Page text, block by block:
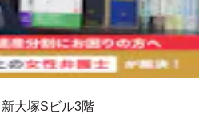
大塚Sビル3階